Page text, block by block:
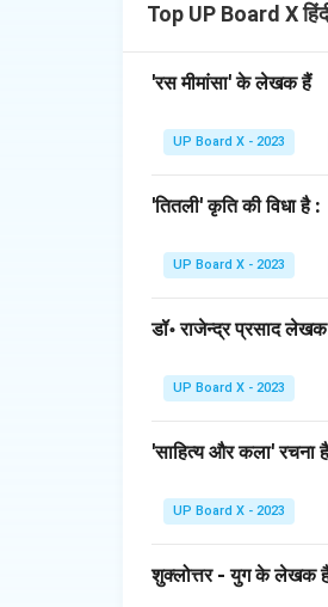
Step 2: Key
विकारी शब्द:वे शब्द
Step 3: Detailed
'अव्यय' शब्द 'अ + व्यय'
क्रिया-विशेषण,
Top UP Board X
'रस मीमांसा' के लेखक हैं
UP Board X - 2023
'तितली' कृति की विधा है :
UP Board X - 2023
डॉ॰ राजेन्द्र प्रसाद
UP Board X - 2023
'साहित्य और कला' रचना
UP Board X - 2023
शुक्लोत्तर - युग के लेखक